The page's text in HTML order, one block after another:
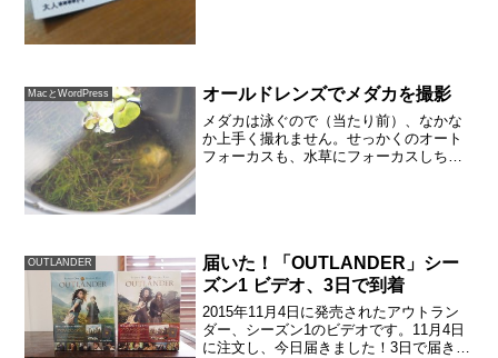
MacとWordPress オールドレンズでメダカを撮影
メダカは泳ぐので（当たり前）、なかな
か上手く撮れません。せっかくのオート
フォーカスも、水草にフォーカスしちゃ
OUTLANDER
届いた！「OUTLANDER」シー
ズン1 ビデオ、3日で到着
2015年11月4日に発売されたアウトラン
ダー、シーズン1のビデオです。11月4日
に注文し、今日届きました！3日で届きま